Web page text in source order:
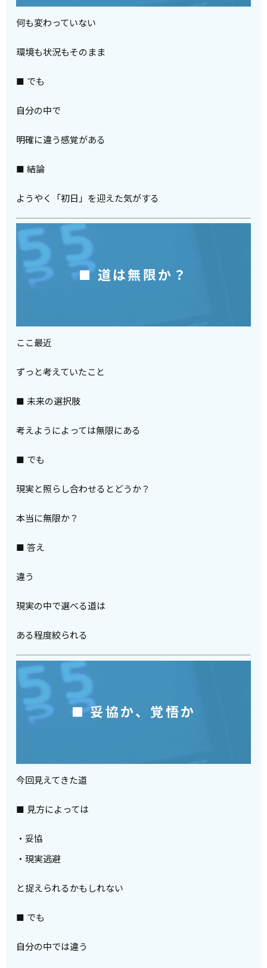
何も変わっていない
環境も状況もそのまま
■ でも
自分の中で
明確に違う感覚がある
■ 結論
ようやく「初日」を迎えた気がする
■ 道は無限か？
ここ最近
ずっと考えていたこと
■ 未来の選択肢
考えようによっては無限にある
■ でも
現実と照らし合わせるとどうか？
本当に無限か？
■ 答え
違う
現実の中で選べる道は
ある程度絞られる
■ 妥協か、覚悟か
今回見えてきた道
■ 見方によっては
・妥協
・現実逃避
と捉えられるかもしれない
■ でも
自分の中では違う